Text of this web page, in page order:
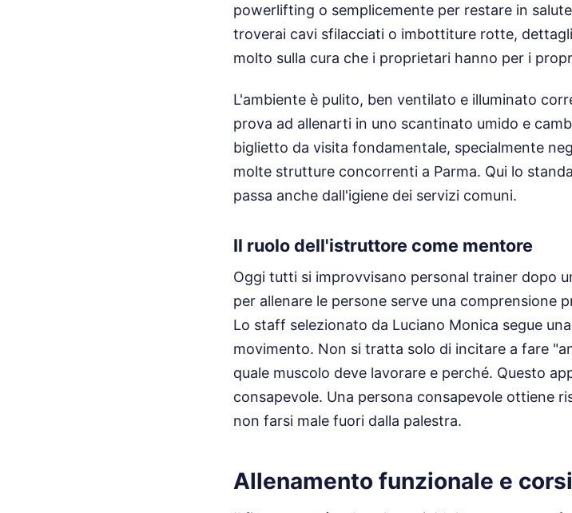
powerlifting o semplicemente per restare in
troverai cavi sfilacciati o imbottiture rotte,
molto sulla cura che i proprietari hanno per i
L'ambiente è pulito, ben ventilato e illuminato
prova ad allenarti in uno scantinato umido e
biglietto da visita fondamentale, specialmente
molte strutture concorrenti a Parma. Qui lo
passa anche dall'igiene dei servizi comuni.
Il ruolo dell'istruttore come mentore
Oggi tutti si improvvisano personal trainer dopo
per allenare le persone serve una comprensione
Lo staff selezionato da Luciano Monica segue
movimento. Non si tratta solo di incitare a fare
quale muscolo deve lavorare e perché. Questo
consapevole. Una persona consapevole ottiene
non farsi male fuori dalla palestra.
Allenamento funzionale e